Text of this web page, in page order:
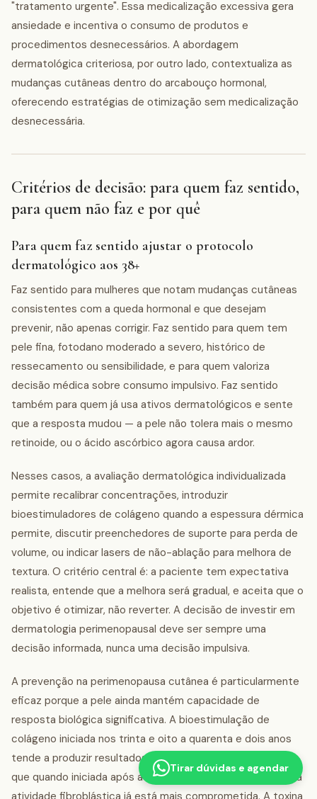
"tratamento urgente". Essa medicalização excessiva gera
ansiedade e incentiva o consumo de produtos e
procedimentos desnecessários. A abordagem
dermatológica criteriosa, por outro lado, contextualiza as
mudanças cutâneas dentro do arcabouço hormonal,
oferecendo estratégias de otimização sem medicalização
desnecessária.
Critérios de decisão: para quem faz sentido,
para quem não faz e por quê
Para quem faz sentido ajustar o protocolo
dermatológico aos 38+
Faz sentido para mulheres que notam mudanças cutâneas
consistentes com a queda hormonal e que desejam
prevenir, não apenas corrigir. Faz sentido para quem tem
pele fina, fotodano moderado a severo, histórico de
ressecamento ou sensibilidade, e para quem valoriza
decisão médica sobre consumo impulsivo. Faz sentido
também para quem já usa ativos dermatológicos e sente
que a resposta mudou — a pele não tolera mais o mesmo
retinoide, ou o ácido ascórbico agora causa ardor.
Nesses casos, a avaliação dermatológica individualizada
permite recalibrar concentrações, introduzir
bioestimuladores de colágeno quando a espessura dérmica
permite, discutir preenchedores de suporte para perda de
volume, ou indicar lasers de não-ablação para melhora de
textura. O critério central é: a paciente tem expectativa
realista, entende que a melhora será gradual, e aceita que o
objetivo é otimizar, não reverter. A decisão de investir em
dermatologia perimenopausal deve ser sempre uma
decisão informada, nunca uma decisão impulsiva.
A prevenção na perimenopausa cutânea é particularmente
eficaz porque a pele ainda mantém capacidade de
resposta biológica significativa. A bioestimulação de
colágeno iniciada nos trinta e oito a quarenta e dois anos
tende a produzir resultados mais naturais e duradouros do
que quando iniciada após a menopausa completa, quando a
atividade fibroblástica já está mais comprometida. A toxina
Tirar dúvidas e agendar